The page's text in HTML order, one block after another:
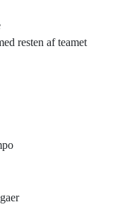
resten af teamet